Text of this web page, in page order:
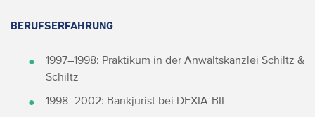
BERUFSERFAHRUNG
1997–1998: Praktikum in der Anwaltskanzlei Schiltz &
Schiltz
1998–2002: Bankjurist bei DEXIA-BIL